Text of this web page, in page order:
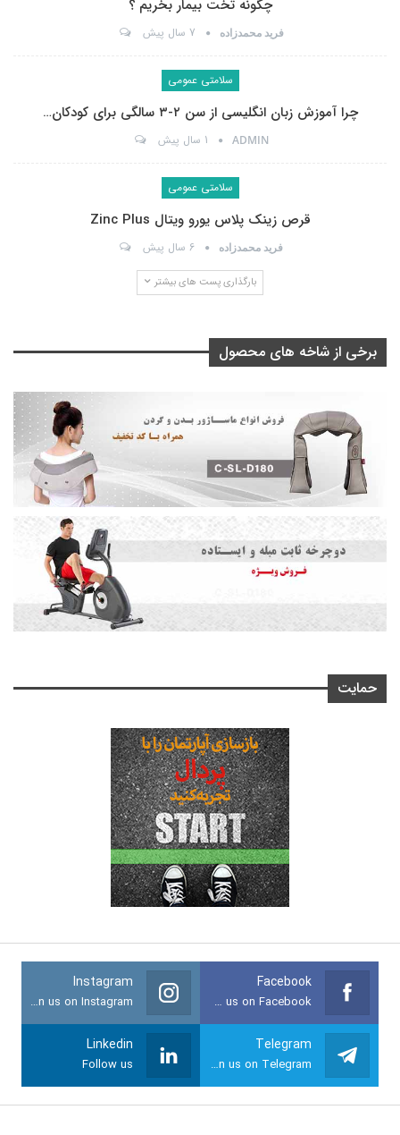
چگونه تخت بیمار بخریم ؟
فرید محمدزاده 7 سال پیش
سلامتی عمومی
چرا آموزش زبان انگلیسی از سن ۲-۳ سالگی برای کودکان…
ADMIN 1 سال پیش
سلامتی عمومی
قرص زینک پلاس یورو ویتال Zinc Plus
فرید محمدزاده 6 سال پیش
بارگذاری پست های بیشتر
برخی از شاخه های محصول
حمایت
Facebook
Join us on Facebook
Instagram
Join us on Instagram
Telegram
Join us on Telegram
Linkedin
Follow us